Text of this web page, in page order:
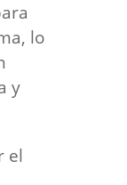
lo
y
el